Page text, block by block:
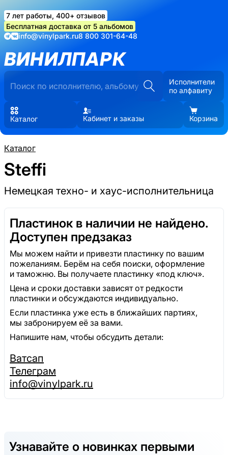
7 лет работы, 400+ отзывов
Бесплатная доставка от 5 альбомов
info@vinylpark.ru8 800 301-64-48
ВИНИЛПАРК
Исполнители
по алфавиту
Каталог Кабинет и заказы Корзина
Каталог
Steffi
Немецкая техно- и хаус-исполнительница
Пластинок в наличии не найдено.
Доступен предзаказ
Мы можем найти и привезти пластинку по вашим
пожеланиям. Берём на себя поиски, оформление
и таможню. Вы получаете пластинку «под ключ».
Цена и сроки доставки зависят от редкости
пластинки и обсуждаются индивидуально.
Если пластинка уже есть в ближайших партиях,
мы забронируем её за вами.
Напишите нам, чтобы обсудить детали:
Ватсап
Телеграм
info@vinylpark.ru
Узнавайте о новинках первыми